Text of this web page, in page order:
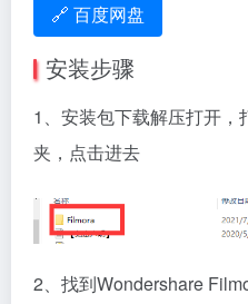
🔗 百度网盘
安装步骤
1、安装包下载解压打开
夹，点击进去
2、找到Wondershare